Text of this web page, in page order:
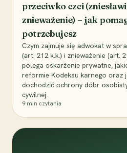
przeciwko czci
znieważenie) – jak
potrzebujesz
Czym zajmuje się adwokat w
(art. 212 k.k.) i znieważenie (art.
polega oskarżenie prywatne,
reformie Kodeksu karnego oraz
dochodzić ochrony dóbr
cywilnej.
9 min czytania